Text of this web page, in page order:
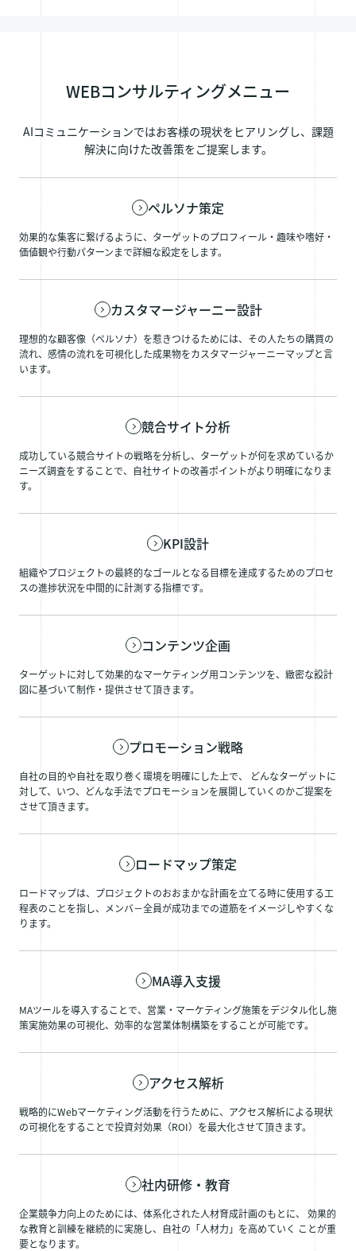
WEBコンサルティングメニュー
AIコミュニケーションではお客様の現状をヒアリングし、課題
解決に向けた改善策をご提案します。
ペルソナ策定
効果的な集客に繋げるように、ターゲットのプロフィール・趣味や嗜好・
価値観や行動パターンまで詳細な設定をします。
カスタマージャーニー設計
理想的な顧客像（ペルソナ）を惹きつけるためには、その人たちの購買の
流れ、感情の流れを可視化した成果物をカスタマージャーニーマップと言
います。
競合サイト分析
成功している競合サイトの戦略を分析し、ターゲットが何を求めているか
ニーズ調査をすることで、自社サイトの改善ポイントがより明確になりま
す。
KPI設計
組織やプロジェクトの最終的なゴールとなる目標を達成するためのプロセ
スの進捗状況を中間的に計測する指標です。
コンテンツ企画
ターゲットに対して効果的なマーケティング用コンテンツを、緻密な設計
図に基づいて制作・提供させて頂きます。
プロモーション戦略
自社の目的や自社を取り巻く環境を明確にした上で、 どんなターゲットに
対して、いつ、どんな手法でプロモーションを展開していくのかご提案を
させて頂きます。
ロードマップ策定
ロードマップは、プロジェクトのおおまかな計画を立てる時に使用する工
程表のことを指し、メンバ－全員が成功までの道筋をイメージしやすくな
ります。
MA導入支援
MAツールを導入することで、営業・マーケティング施策をデジタル化し施
策実施効果の可視化、効率的な営業体制構築をすることが可能です。
アクセス解析
戦略的にWebマーケティング活動を行うために、アクセス解析による現状
の可視化をすることで投資対効果（ROI）を最大化させて頂きます。
社内研修・教育
企業競争力向上のためには、体系化された人材育成計画のもとに、 効果的
な教育と訓練を継続的に実施し、自社の「人材力」を高めていく ことが重
要となります。